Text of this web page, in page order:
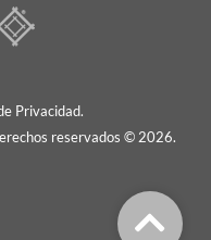
Privacidad.
reservados © 2026.